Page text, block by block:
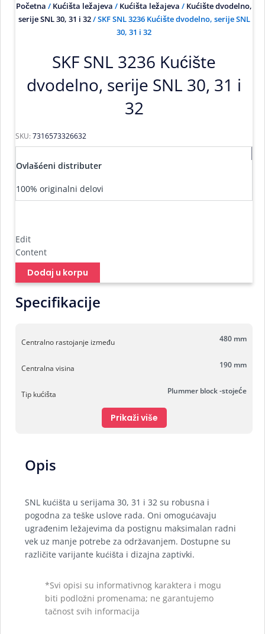
Početna / Kućišta ležajeva / Kućišta ležajeva / Kućište dvodelno,
serije SNL 30, 31 i 32/ SKF SNL 3236 Kućište dvodelno, serije SNL
30, 31 i 32
SKF SNL 3236 Kućište
dvodelno, serije SNL 30, 31 i
32
SKU: 7316573326632
Ovlašćeni distributer
100% originalni delovi
Edit
Content
Dodaj u korpu
Specifikacije
Centralno rastojanje između 480 mm
Centralna visina 190 mm
Tip kućišta Plummer block -stojeće
Prikaži više
Opis
SNL kućišta u serijama 30, 31 i 32 su robusna i
pogodna za teške uslove rada. Oni omogućavaju
ugrađenim ležajevima da postignu maksimalan radni
vek uz manje potrebe za održavanjem. Dostupne su
različite varijante kućišta i dizajna zaptivki.
*Svi opisi su informativnog karaktera i mogu
biti podložni promenama; ne garantujemo
tačnost svih informacija